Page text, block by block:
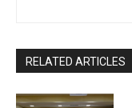
RELATED ARTICLES